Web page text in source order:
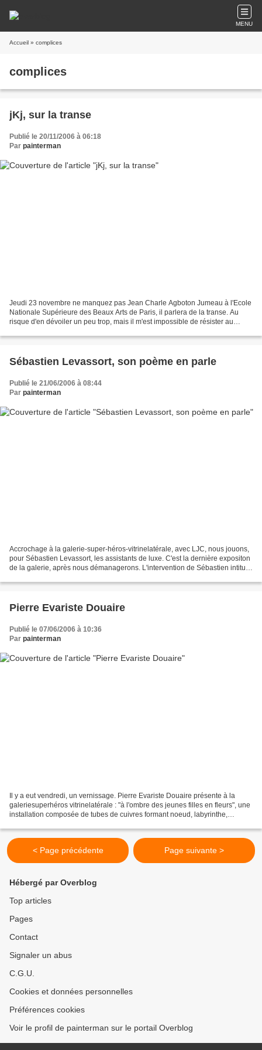
MENU
Accueil » complices
complices
jKj, sur la transe
Publié le 20/11/2006 à 06:18
Par painterman
Jeudi 23 novembre ne manquez pas Jean Charle Agboton Jumeau à l'Ecole
Nationale Supérieure des Beaux Arts de Paris, il parlera de la transe. Au
risque d'en dévoiler un peu trop, mais il m'est impossible de résister au
Sébastien Levassort, son poème en parle
Publié le 21/06/2006 à 08:44
Par painterman
Accrochage à la galerie-super-héros-vitrinelatérale, avec LJC, nous jouons,
pour Sébastien Levassort, les assistants de luxe. C'est la dernière expositon
de la galerie, après nous démanagerons. L'intervention de Sébastien intitulé
Pierre Evariste Douaire
Publié le 07/06/2006 à 10:36
Par painterman
Il y a eut vendredi, un vernissage. Pierre Evariste Douaire présente à la
galeriesuperhéros vitrinelatérale : "à l'ombre des jeunes filles en fleurs", une
installation composée de tubes de cuivres formant noeud, labyrinthe,
< Page précédente Page suivante >
Hébergé par Overblog
Top articles
Pages
Contact
Signaler un abus
C.G.U.
Cookies et données personnelles
Préférences cookies
Voir le profil de painterman sur le portail Overblog